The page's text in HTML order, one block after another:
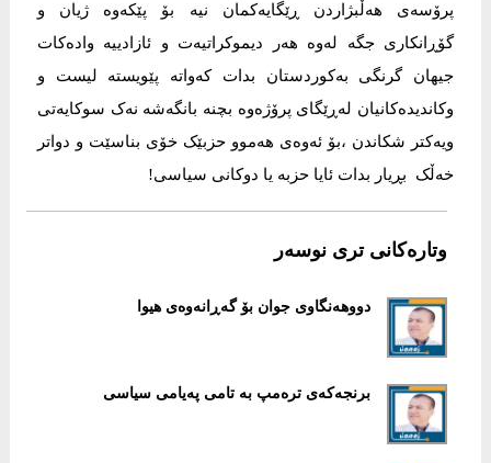
پرۆسەی هەڵبژاردن ڕێگایەکمان نیە بۆ پێکەوە ژیان و
گۆڕانکاری جگە لەوە هەر دیموکراتیەت و ئازادییە وادەکات
جیهان گرنگی بەکوردستان بدات کەواتە پێویستە لیست و
وکاندیدەکانیان لەڕێگای پرۆژەوە بچنە بانگەشە نەک سوکایەتی
ویەکتر شکاندن ،بۆ ئەوەی هەموو حزبێک خۆی بناسێت و دواتر
خەڵک بڕیار بدات ئایا حزبە یا دوکانی سیاسی!
وتارەکانی تری نوسەر
دووهەنگاوی جوان بۆ گەڕانەوەی هیوا
برنجەکەی ترەمپ بە تامی پەیامی سیاسی